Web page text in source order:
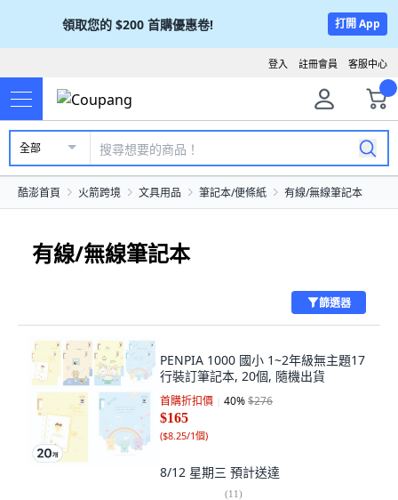
領取您的 $200 首購優惠卷! 打開 App
客服中心
註冊會員
登入
全部
酷澎首頁 火箭跨境 文具用品 筆記本/便條紙 有線/無線筆記本
有線/無線筆記本
篩選器
PENPIA 1000 國小 1~2年級無主題17
行裝訂筆記本, 20個, 隨機出貨
首購折扣價 40%$276
$165
($8.25/1個)
8/12 星期三 預計送達
(11)